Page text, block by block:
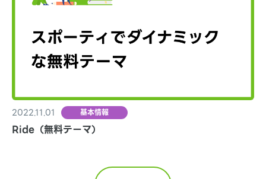
2022.11.01 基本情報
Ride（無料テーマ）